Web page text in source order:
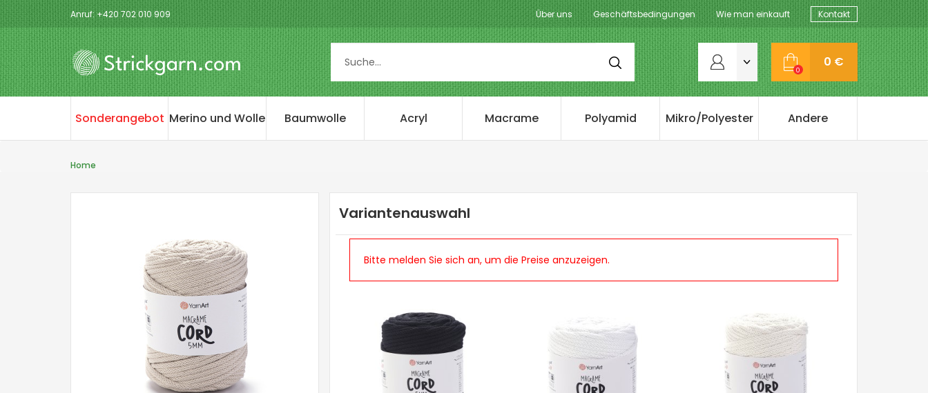
Anruf: +420 702 010 909 Über uns Geschäftsbedingungen Wie man einkauft Kontakt
0
0 €
Sonderangebot Merino und Wolle Baumwolle Acryl Macrame Polyamid Mikro/Polyester Andere
Home
Variantenauswahl
Bitte melden Sie sich an, um die Preise anzuzeigen.